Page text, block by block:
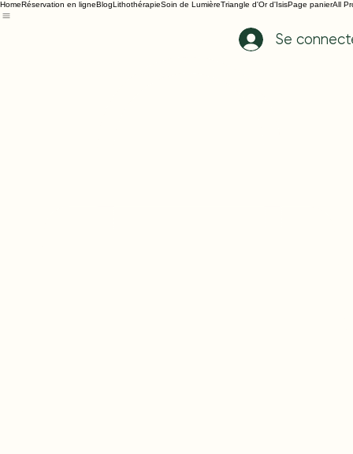
HomeRéservation en ligneBlogLithothérapieSoin de LumièreTriangle d'Or d'IsisPage panierAll
Se